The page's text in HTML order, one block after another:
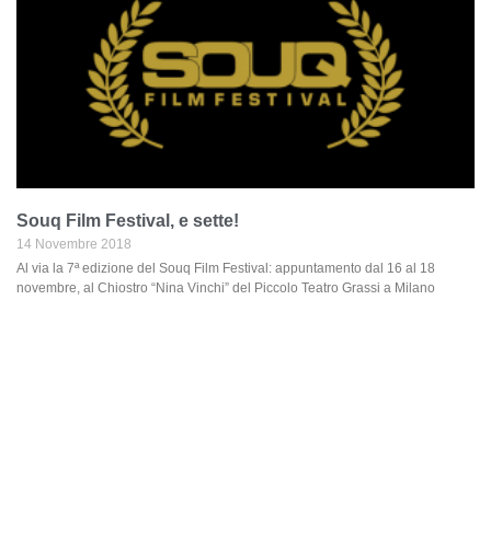
Souq Film Festival, e sette!
14 Novembre 2018
Al via la 7ª edizione del Souq Film Festival: appuntamento dal 16 al 18
novembre, al Chiostro “Nina Vinchi” del Piccolo Teatro Grassi a Milano